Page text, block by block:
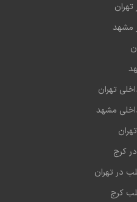
مشهد
تهران
مشهد
کرج
در تهران
کرج